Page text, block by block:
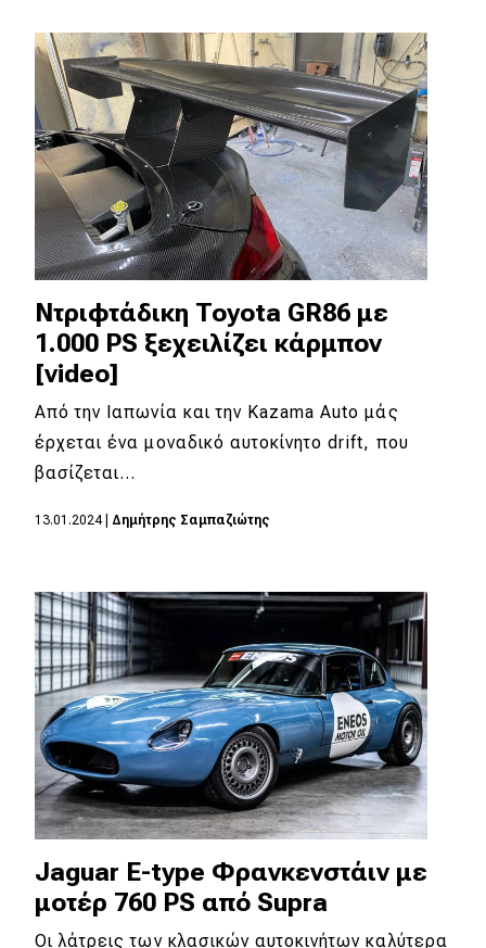
MOTO
Μεταχειρισμένο
Οδηγός αγοράς
Συμβουλές
Χρηστικά
Συμβουλές
ΚΤΕΟ
Οδική βοήθεια
eDRIVE
DRIVE USED
Ντριφτάδικη Toyota GR86 με
1.000 PS ξεχειλίζει κάρμπον
[video]
Από την Ιαπωνία και την Kazama Auto μάς
έρχεται ένα μοναδικό αυτοκίνητο drift, που
βασίζεται…
13.01.2024| Δημήτρης Σαμπαζιώτης
Jaguar E-type Φρανκενστάιν με
μοτέρ 760 PS από Supra
Οι λάτρεις των κλασικών αυτοκινήτων καλύτερα